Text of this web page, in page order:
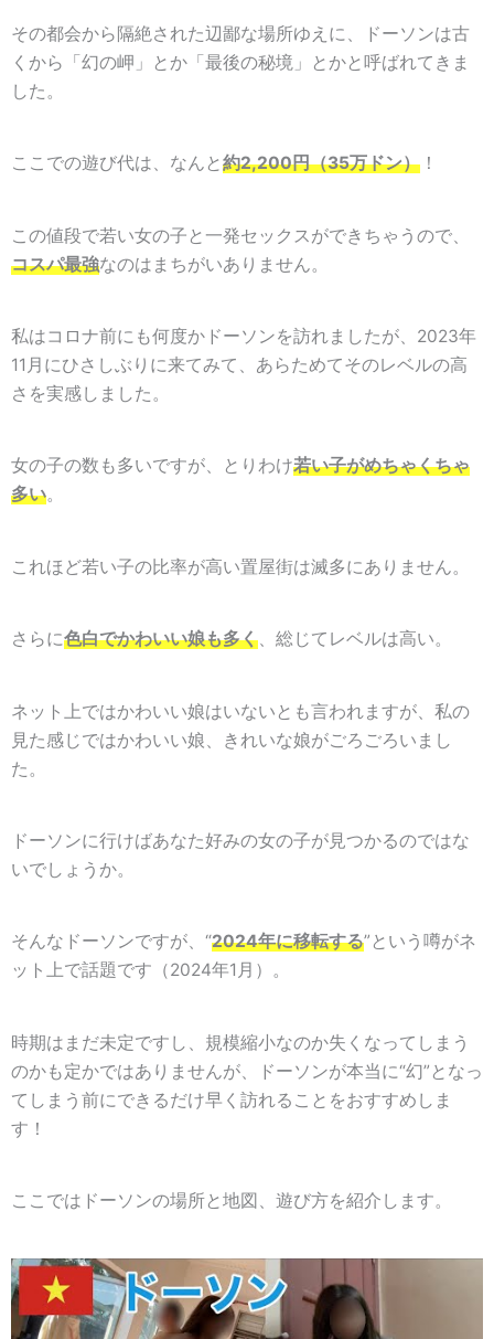
その都会から隔絶された辺鄙な場所ゆえに、ドーソンは古
くから「幻の岬」とか「最後の秘境」とかと呼ばれてきま
した。
ここでの遊び代は、なんと 約2,200円（35万ドン） ！
この値段で若い女の子と一発セックスができちゃうので、
コスパ最強なのはまちがいありません。
私はコロナ前にも何度かドーソンを訪れましたが、2023年
11月にひさしぶりに来てみて、あらためてそのレベルの高
さを実感しました。
女の子の数も多いですが、とりわけ若い子がめちゃくちゃ
多い。
これほど若い子の比率が高い置屋街は滅多にありません。
さらに色白でかわいい娘も多く、総じてレベルは高い。
ネット上ではかわいい娘はいないとも言われますが、私の
見た感じではかわいい娘、きれいな娘がごろごろいまし
た。
ドーソンに行けばあなた好みの女の子が見つかるのではな
いでしょうか。
そんなドーソンですが、“2024年に移転する”という噂がネ
ット上で話題です（2024年1月）。
時期はまだ未定ですし、規模縮小なのか失くなってしまう
のかも定かではありませんが、ドーソンが本当に“幻”となっ
てしまう前にできるだけ早く訪れることをおすすめしま
す！
ここではドーソンの場所と地図、遊び方を紹介します。